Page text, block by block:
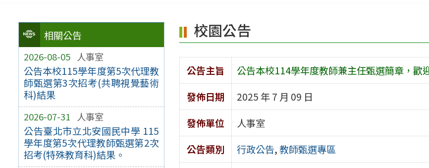
相關公告
2026-08-05 人事室
公告本校115學年度第5次代理教
師甄選第3次招考(共聘視覺藝術
科)結果
2026-07-31 人事室
公告臺北市立北安國民中學 115
學年度第5次代理教師甄選第2次
招考(特殊教育科)結果。
校園公告
公告主旨
公告本校114學年度教師兼主任甄選簡章，歡
發佈日期
2025 年 7 月 09 日
發佈單位
人事室
公告類別
行政公告,教師甄選專區